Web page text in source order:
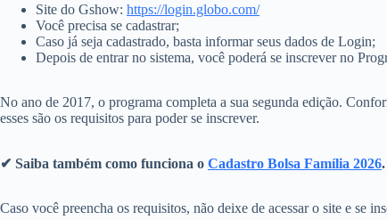
Site do Gshow: https://login.globo.com/
Você precisa se cadastrar;
Caso já seja cadastrado, basta informar seus dados de Login;
Depois de entrar no sistema, você poderá se inscrever no
No ano de 2017, o programa completa a sua segunda edição.
esses são os requisitos para poder se inscrever.
✔ Saiba também como funciona o Cadastro Bolsa Família 2026.
Caso você preencha os requisitos, não deixe de acessar o site e se